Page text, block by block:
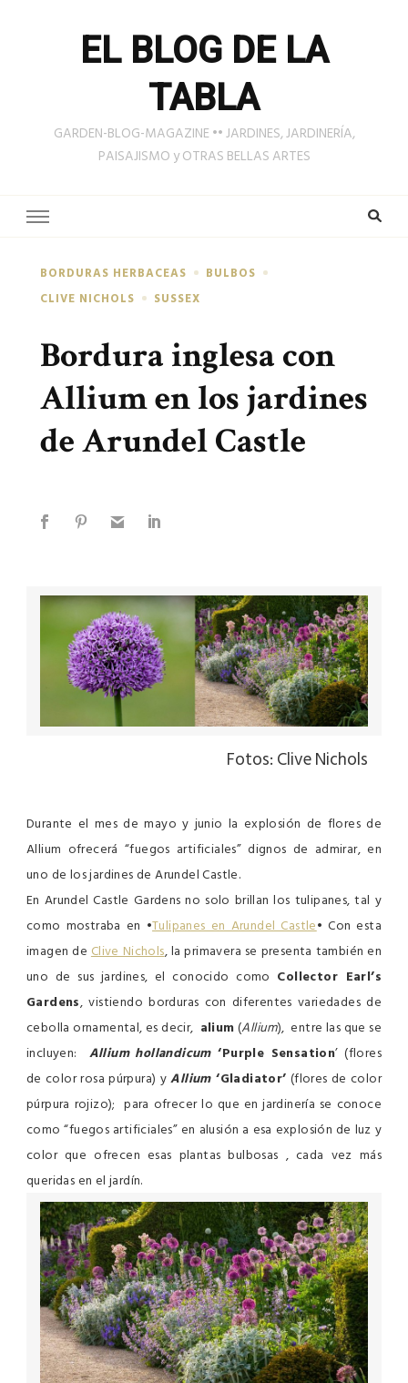
EL BLOG DE LA
TABLA
GARDEN-BLOG-MAGAZINE •• JARDINES, JARDINERÍA,
PAISAJISMO y OTRAS BELLAS ARTES
BORDURAS HERBACEAS
BULBOS
CLIVE NICHOLS
SUSSEX
Bordura inglesa con
Allium en los jardines
de Arundel Castle
Fotos: Clive Nichols
Durante el mes de mayo y junio la explosión de flores de
Allium ofrecerá “fuegos artificiales” dignos de admirar, en
uno de los jardines de Arundel Castle.
En Arundel Castle Gardens no solo brillan los tulipanes, tal y
como mostraba en •Tulipanes en Arundel Castle• Con esta
imagen de Clive Nichols, la primavera se presenta también en
uno de sus jardines, el conocido como Collector Earl’s
Gardens, vistiendo borduras con diferentes variedades de
cebolla ornamental, es decir, alium(Allium), entre las que se
incluyen: Allium hollandicum‘Purple Sensation’ (flores
de color rosa púrpura) yAllium‘Gladiator’ (flores de color
púrpura rojizo); para ofrecer lo que en jardinería se conoce
como “fuegos artificiales” en alusión a esa explosión de luz y
color que ofrecen esas plantas bulbosas , cada vez más
queridas en el jardín.